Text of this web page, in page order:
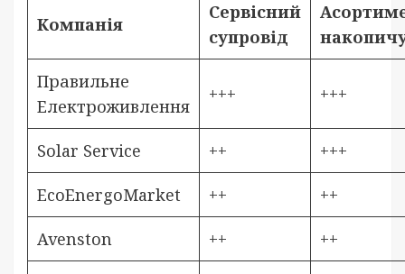
Компанія
Сервісний
супровід
Правильне
Електроживлення
+++ +++
Solar Service ++ +++
EcoEnergoMarket ++ ++
Avenston ++ ++